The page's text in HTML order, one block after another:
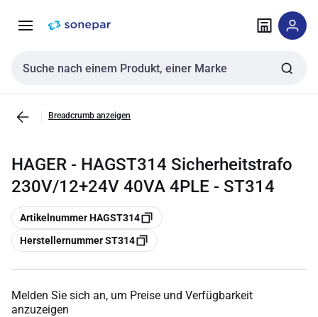
NavigationInhalt
Sucheingabe
Breadcrumb anzeigen
HAGER - HAGST314 Sicherheitstrafo
230V/12+24V 40VA 4PLE - ST314
Kopieren
Artikelnummer HAGST314
Kopieren
Herstellernummer ST314
Melden Sie sich an, um Preise und Verfügbarkeit
anzuzeigen